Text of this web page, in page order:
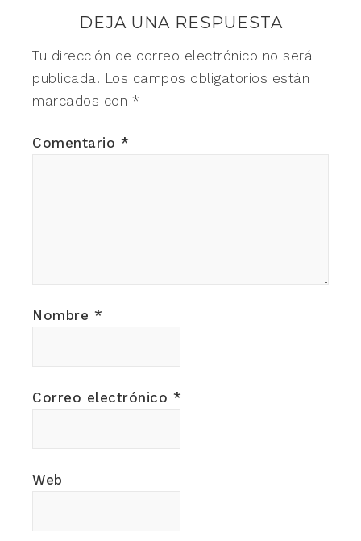
DEJA UNA RESPUESTA
Tu dirección de correo electrónico no será
publicada. Los campos obligatorios están
marcados con *
Comentario *
Nombre *
Correo electrónico *
Web